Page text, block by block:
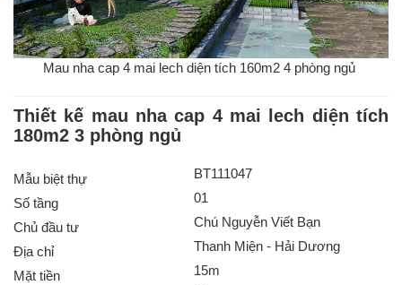
Mau nha cap 4 mai lech diện tích 160m2 4 phòng ngủ
Thiết kế mau nha cap 4 mai lech diện tích
180m2 3 phòng ngủ
Mẫu biệt thự
BT111047
Số tầng
01
Chủ đầu tư
Chú Nguyễn Viết Bạn
Địa chỉ
Thanh Miện - Hải Dương
Mặt tiền
15m